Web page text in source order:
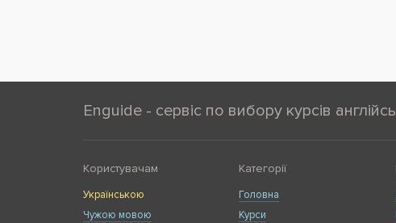
Enguide - сервіс по вибору курсів
Користувачам
Українською
Чужою мовою
Категорії
Головна
Курси